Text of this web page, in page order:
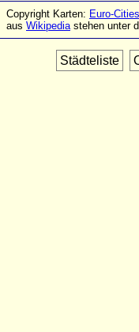
Copyright Karten: Euro-
aus Wikipediastehen unter
Städteliste